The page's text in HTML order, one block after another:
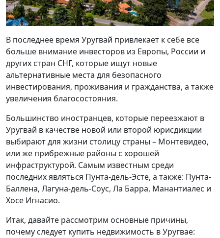
В последнее время Уругвай привлекает к себе все
больше внимание инвесторов из Европы, России и
других стран СНГ, которые ищут новые
альтернативные места для безопасного
инвестирования, проживания и гражданства, а также
увеличения благосостояния.
Большинство иностранцев, которые переезжают в
Уругвай в качестве новой или второй юрисдикции
выбирают для жизни столицу страны – Монтевидео,
или же прибрежные районы с хорошей
инфраструктурой. Самым известным среди
последних являться Пунта-дель-Эсте, а также: Пунта-
Баллена, Лагуна-дель-Соус, Ла Барра, Манантиалес и
Хосе Игнасио.
Итак, давайте рассмотрим основные причины,
почему следует купить недвижимость в Уругвае: